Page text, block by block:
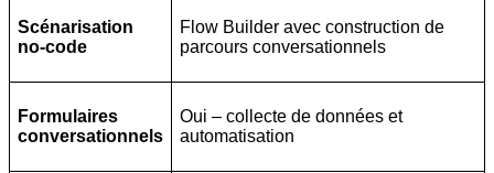
Scénarisation
no-code
Flow Builder avec construction de
parcours conversationnels
Formulaires
conversationnels
Oui – collecte de données et
automatisation